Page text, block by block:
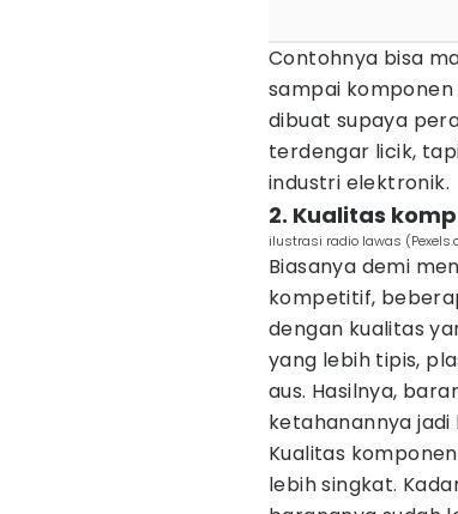
Contohnya bisa
sampai
dibuat supaya
terdengar licik,
industri elektronik.
2. Kualitas
ilustrasi radio lawas
Biasanya demi
kompetitif,
dengan kualitas
yang lebih tipis,
aus. Hasilnya,
ketahanannya
Kualitas
lebih singkat.